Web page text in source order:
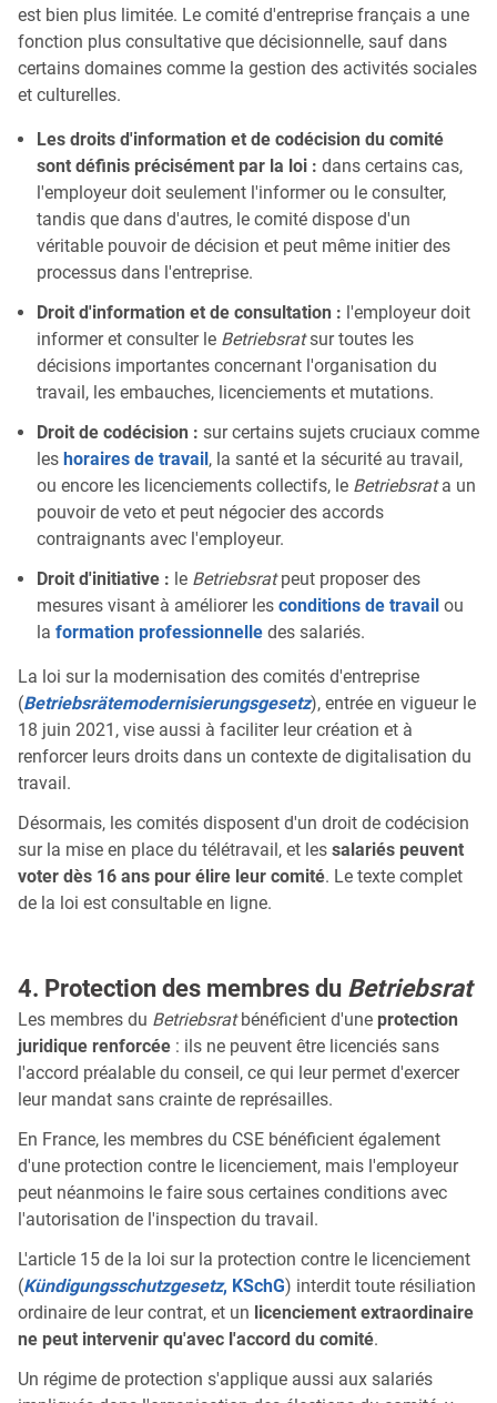
est bien plus limitée. Le comité d'entreprise français a une
fonction plus consultative que décisionnelle, sauf dans
certains domaines comme la gestion des activités sociales
et culturelles.
Les droits d'information et de codécision du comité
sont définis précisément par la loi : dans certains cas,
l'employeur doit seulement l'informer ou le consulter,
tandis que dans d'autres, le comité dispose d'un
véritable pouvoir de décision et peut même initier des
processus dans l'entreprise.
Droit d'information et de consultation : l'employeur doit
informer et consulter le Betriebsratsur toutes les
décisions importantes concernant l'organisation du
travail, les embauches, licenciements et mutations.
Droit de codécision : sur certains sujets cruciaux comme
les horaires de travail, la santé et la sécurité au travail,
ou encore les licenciements collectifs, le Betriebsrata un
pouvoir de veto et peut négocier des accords
contraignants avec l'employeur.
Droit d'initiative : le Betriebsratpeut proposer des
mesures visant à améliorer les conditions de travail ou
la formation professionnelle des salariés.
La loi sur la modernisation des comités d'entreprise
(Betriebsrätemodernisierungsgesetz), entrée en vigueur le
18 juin 2021, vise aussi à faciliter leur création et à
renforcer leurs droits dans un contexte de digitalisation du
travail.
Désormais, les comités disposent d'un droit de codécision
sur la mise en place du télétravail, et les salariés peuvent
voter dès 16 ans pour élire leur comité. Le texte complet
de la loi est consultable en ligne.
4. Protection des membres du Betriebsrat
Les membres du Betriebsratbénéficient d'une protection
juridique renforcée : ils ne peuvent être licenciés sans
l'accord préalable du conseil, ce qui leur permet d'exercer
leur mandat sans crainte de représailles.
En France, les membres du CSE bénéficient également
d'une protection contre le licenciement, mais l'employeur
peut néanmoins le faire sous certaines conditions avec
l'autorisation de l'inspection du travail.
L'article 15 de la loi sur la protection contre le licenciement
(Kündigungsschutzgesetz, KSchG) interdit toute résiliation
ordinaire de leur contrat, et un licenciement extraordinaire
ne peut intervenir qu'avec l'accord du comité.
Un régime de protection s'applique aussi aux salariés